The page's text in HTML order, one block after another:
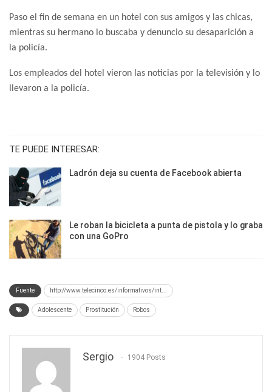
Paso el fin de semana en un hotel con sus amigos y las chicas,
mientras su hermano lo buscaba y denuncio su desaparición a
la policía.
Los empleados del hotel vieron las noticias por la televisión y lo
llevaron a la policía.
TE PUEDE INTERESAR:
Ladrón deja su cuenta de Facebook abierta
Le roban la bicicleta a punta de pistola y lo graba
con una GoPro
Fuente http://www.telecinco.es/informativos/int...
Adolescente Prostitución Robos
Sergio 1904 Posts